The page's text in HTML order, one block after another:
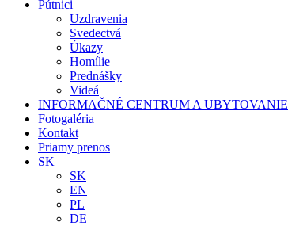
Pútnici
Uzdravenia
Svedectvá
Úkazy
Homílie
Prednášky
Videá
INFORMAČNÉ CENTRUM A UBYTOVANIE
Fotogaléria
Kontakt
Priamy prenos
SK
SK
EN
PL
DE